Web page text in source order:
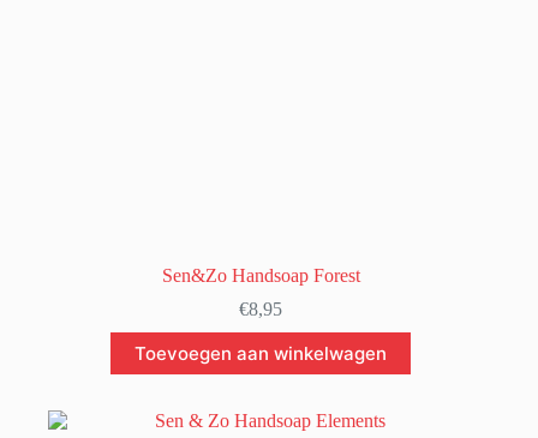
Sen&Zo Handsoap Forest
€8,95
Toevoegen aan winkelwagen